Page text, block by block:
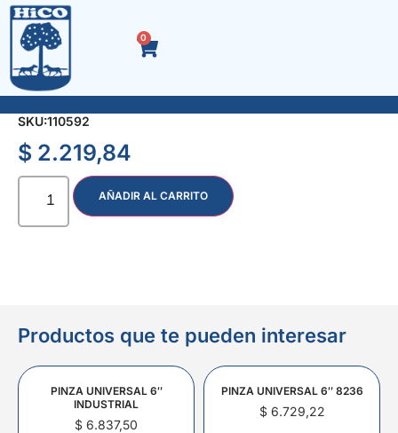
0
TUBO TORX ENC. 3/8″ E 10 CR. VAN. 5032
SKU:110592
$ 2.219,84
AÑADIR AL CARRITO
Productos que te pueden interesar
PINZA UNIVERSAL 6″
INDUSTRIAL
$ 6.837,50
PINZA UNIVERSAL 6″ 8236
$6.729,22